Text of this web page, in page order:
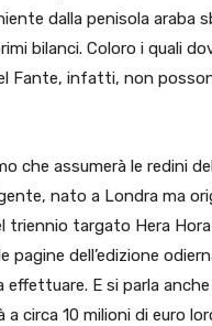
dalla penisola araba
bilanci. Coloro i quali
Fante, infatti, non
che assumerà le redini
nato a Londra ma
triennio targato Hera
pagine dell’edizione
E si parla
circa 10 milioni di euro